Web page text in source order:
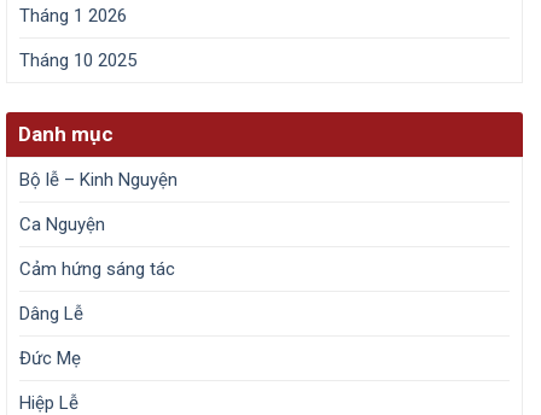
Tháng 1 2026
Tháng 10 2025
Danh mục
Bộ lễ – Kinh Nguyện
Ca Nguyện
Cảm hứng sáng tác
Dâng Lễ
Đức Mẹ
Hiệp Lễ